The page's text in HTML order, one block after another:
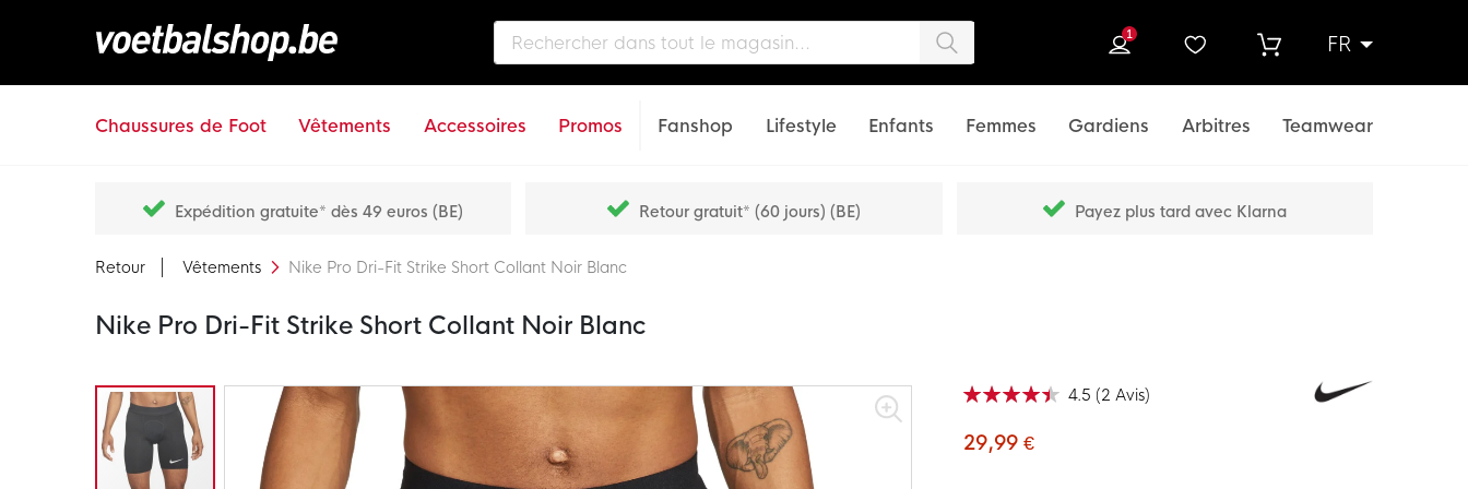
FR
1
Chaussures de Foot Vêtements Accessoires Promos Fanshop Lifestyle Enfants Femmes Gardiens Arbitres Teamwear
Expédition gratuite* dès 49 euros (BE) Retour gratuit* (60 jours) (BE) Payez plus tard avec Klarna
Retour Vêtements Nike Pro Dri-Fit Strike Short Collant Noir Blanc
Nike Pro Dri-Fit Strike Short Collant Noir Blanc
Passer
la
fin
de
Notation: 4.5 (2 Avis)
29,99 €